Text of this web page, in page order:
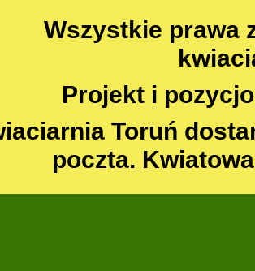
Wszystkie prawa
Projekt i
Toruń
poczta.